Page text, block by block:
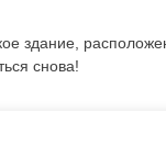
здание,
снова!